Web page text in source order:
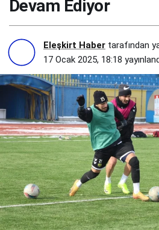
Devam Ediyor
Eleşkirt Haber tarafından
17 Ocak 2025, 18:18
man
İstiklal
Spor
Maçı
Hazırlı
kları
Devam